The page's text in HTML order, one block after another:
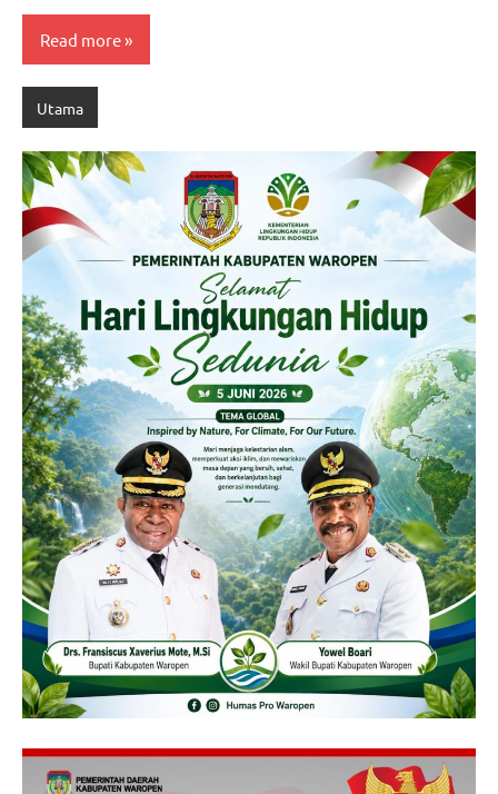
Read more
Utama